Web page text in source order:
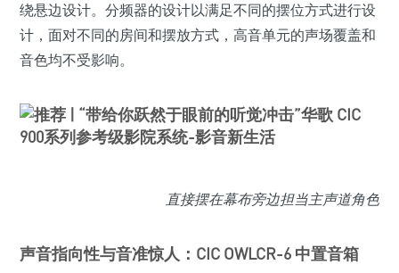
绕悬边设计。分频器的设计以满足不同的摆位方式进行设
计，面对不同的房间和摆放方式，高音单元的声场覆盖和
音色均不受影响。
直接摆在幕布旁边担当主声道角色
声音指向性与音准惊人：CIC OWLCR-6 中置音箱